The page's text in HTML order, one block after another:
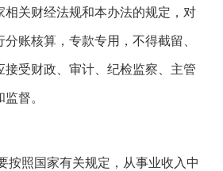
相关财经法规和本办法的规定，对
账核算，专款专用，不得截留、
接受财政、审计、纪检监察、主管
督。
按照国家有关规定，从事业收入中